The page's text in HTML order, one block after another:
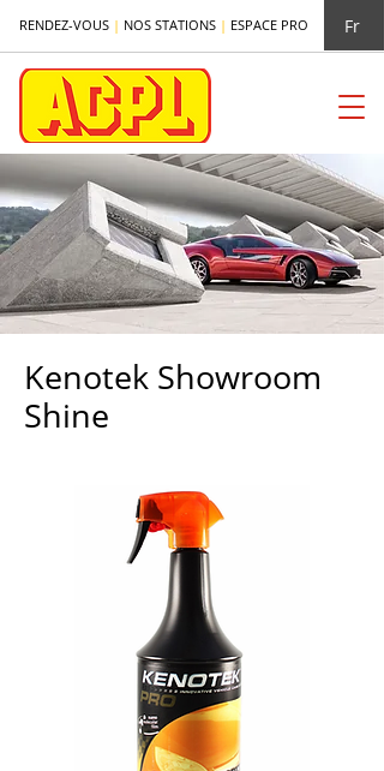
RENDEZ-VOUS | NOS STATIONS | ESPACE PRO Fr
Kenotek Showroom
Shine